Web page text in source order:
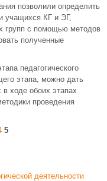
позволили определить
учащихся КГ и ЭГ,
групп с помощью методов
полученные
педагогического
этапа, можно дать
ходе обоих этапах
проведения
5
деятельности